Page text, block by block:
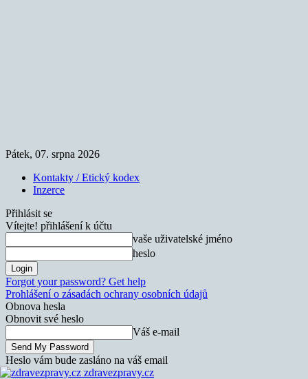
Pátek, 07. srpna 2026
Kontakty / Etický kodex
Inzerce
Přihlásit se
Vítejte! přihlášení k účtu
vaše uživatelské jméno
heslo
Forgot your password? Get help
Prohlášení o zásadách ochrany osobních údajů
Obnova hesla
Obnovit své heslo
Váš e-mail
Heslo vám bude zasláno na váš email
zdravezpravy.cz